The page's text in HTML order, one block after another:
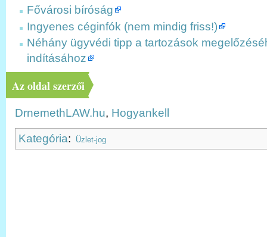
Fővárosi bíróság
Ingyenes céginfók (nem mindig friss!)
Néhány ügyvédi tipp a tartozások
indításához
Az oldal szerzői
DrnemethLAW.hu, Hogyankell
Kategória: Üzlet-jog